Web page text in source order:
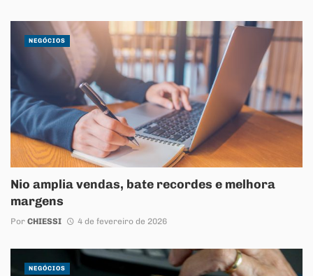
Nio amplia vendas, bate recordes e melhora
margens
Por CHIESSI 4 de fevereiro de 2026
NEGÓCIOS
NEGÓCIOS